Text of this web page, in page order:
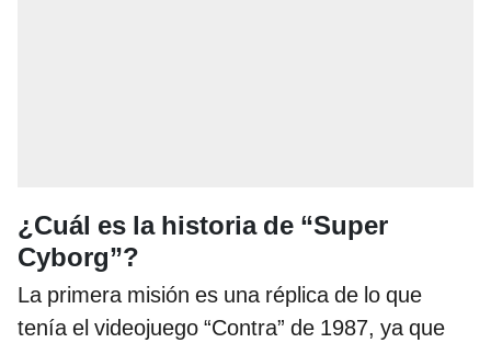
¿Cuál es la historia de “Super
Cyborg”?
La primera misión es una réplica de lo que
tenía el videojuego “Contra” de 1987, ya que